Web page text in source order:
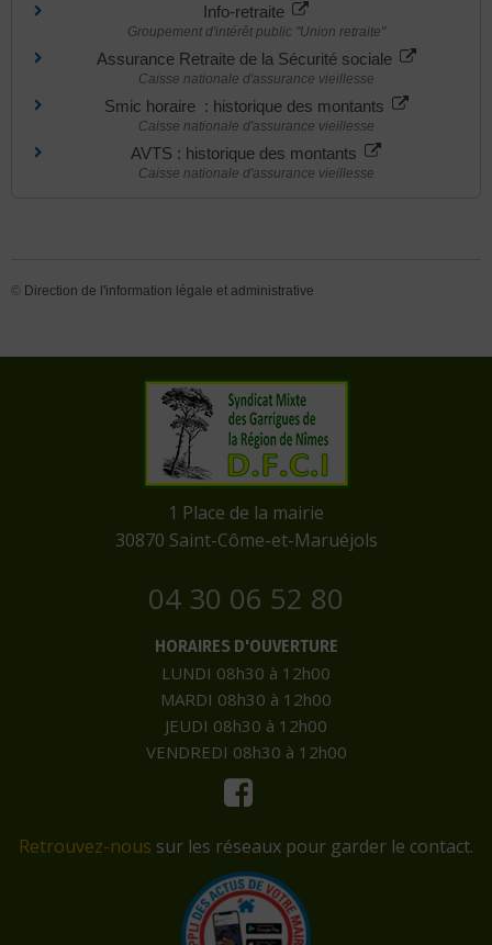
Info-retraite
Groupement d'intérêt public "Union retraite"
Assurance Retraite de la Sécurité sociale
Caisse nationale d'assurance vieillesse
Smic horaire : historique des montants
Caisse nationale d'assurance vieillesse
AVTS : historique des montants
Caisse nationale d'assurance vieillesse
© Direction de l'information légale et administrative
​1 Place de la mairie
​30870 Saint-Côme-et-Maruéjols
04 30 06 52 80
HORAIRES D'OUVERTURE
LUNDI 08h30 à 12h00
MARDI 08h30 à 12h00
JEUDI 08h30 à 12h00
VENDREDI 08h30 à 12h00
Retrouvez-nous sur les réseaux pour garder le contact.